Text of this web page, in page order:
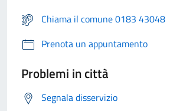
Chiama il comune 0183 43048
Prenota un appuntamento
Problemi in città
Segnala disservizio